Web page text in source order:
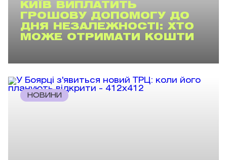
КИЇВ ВИПЛАТИТЬ
ГРОШОВУ ДОПОМОГУ ДО
ДНЯ НЕЗАЛЕЖНОСТІ: ХТО
МОЖЕ ОТРИМАТИ КОШТИ
НОВИНИ